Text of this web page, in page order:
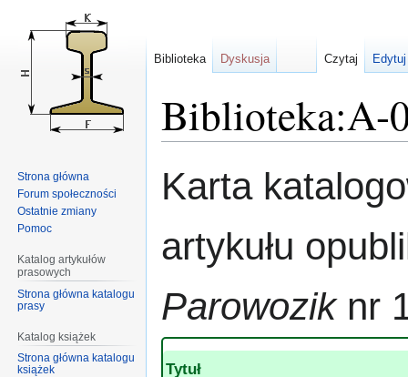
Biblioteka:A-
do
do
Karta
artykułu
Parowoziknr
Tytuł
Biblioteka Dyskusja Czytaj
Strona główna
Forum społeczności
Ostatnie zmiany
Pomoc
Katalog artykułów
prasowych
Strona główna katalogu
prasy
Katalog książek
Strona główna katalogu
książek